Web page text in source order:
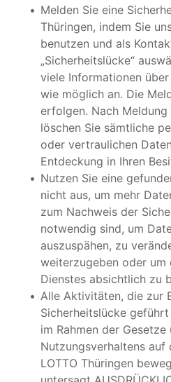
Melden Sie eine
Thüringen, indem Sie
benutzen und als
„Sicherheitslücke“
viele Informationen
wie möglich an. Die
erfolgen. Nach
löschen Sie sämtliche
oder vertraulichen
Entdeckung in Ihren
Nutzen Sie eine
nicht aus, um mehr
zum Nachweis der
notwendig sind, um
auszuspähen, zu
weiterzugeben oder
Dienstes absichtlich zu
Alle Aktivitäten, die zur
Sicherheitslücke
im Rahmen der
Nutzungsverhaltens auf
LOTTO Thüringen